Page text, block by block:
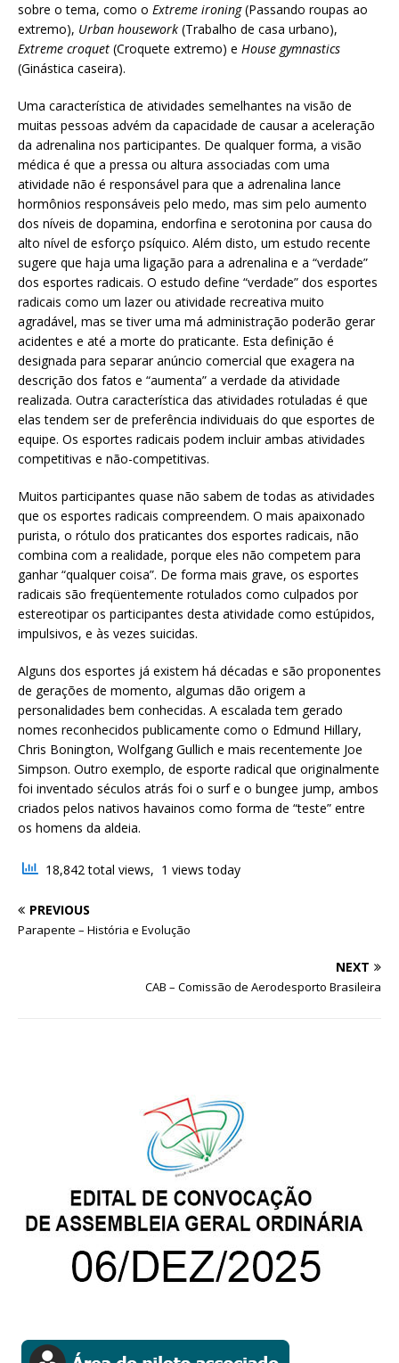
sobre o tema, como o Extreme ironing(Passando roupas ao
extremo), Urban housework (Trabalho de casa urbano),
Extreme croquet (Croquete extremo) e House gymnastics
(Ginástica caseira).
Uma característica de atividades semelhantes na visão de
muitas pessoas advém da capacidade de causar a aceleração
da adrenalina nos participantes. De qualquer forma, a visão
médica é que a pressa ou altura associadas com uma
atividade não é responsável para que a adrenalina lance
hormônios responsáveis pelo medo, mas sim pelo aumento
dos níveis de dopamina, endorfina e serotonina por causa do
alto nível de esforço psíquico. Além disto, um estudo recente
sugere que haja uma ligação para a adrenalina e a “verdade”
dos esportes radicais. O estudo define “verdade” dos esportes
radicais como um lazer ou atividade recreativa muito
agradável, mas se tiver uma má administração poderão gerar
acidentes e até a morte do praticante. Esta definição é
designada para separar anúncio comercial que exagera na
descrição dos fatos e “aumenta” a verdade da atividade
realizada. Outra característica das atividades rotuladas é que
elas tendem ser de preferência individuais do que esportes de
equipe. Os esportes radicais podem incluir ambas atividades
competitivas e não-competitivas.
Muitos participantes quase não sabem de todas as atividades
que os esportes radicais compreendem. O mais apaixonado
purista, o rótulo dos praticantes dos esportes radicais, não
combina com a realidade, porque eles não competem para
ganhar “qualquer coisa”. De forma mais grave, os esportes
radicais são freqüentemente rotulados como culpados por
estereotipar os participantes desta atividade como estúpidos,
impulsivos, e às vezes suicidas.
Alguns dos esportes já existem há décadas e são proponentes
de gerações de momento, algumas dão origem a
personalidades bem conhecidas. A escalada tem gerado
nomes reconhecidos publicamente como o Edmund Hillary,
Chris Bonington, Wolfgang Gullich e mais recentemente Joe
Simpson. Outro exemplo, de esporte radical que originalmente
foi inventado séculos atrás foi o surf e o bungee jump, ambos
criados pelos nativos havainos como forma de “teste” entre
os homens da aldeia.
18,842 total views, 1 views today
PREVIOUS
Parapente – História e Evolução
NEXT
CAB – Comissão de Aerodesporto Brasileira